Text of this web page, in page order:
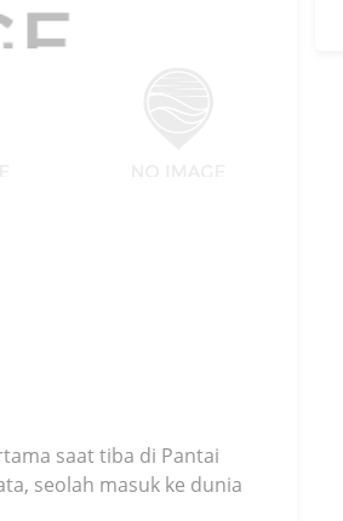
saat tiba di Pantai
seolah masuk ke dunia